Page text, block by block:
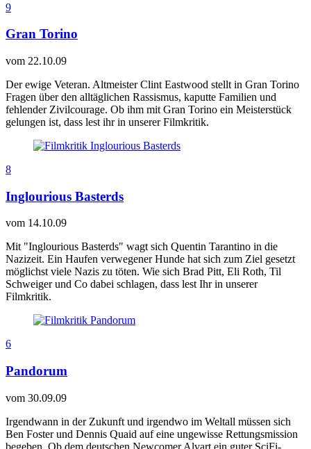
9
Gran Torino
vom 22.10.09
Der ewige Veteran. Altmeister Clint Eastwood stellt in Gran Torino
Fragen über den alltäglichen Rassismus, kaputte Familien und
fehlender Zivilcourage. Ob ihm mit Gran Torino ein Meisterstück
gelungen ist, dass lest ihr in unserer Filmkritik.
8
Inglourious Basterds
vom 14.10.09
Mit "Inglourious Basterds" wagt sich Quentin Tarantino in die
Nazizeit. Ein Haufen verwegener Hunde hat sich zum Ziel gesetzt
möglichst viele Nazis zu töten. Wie sich Brad Pitt, Eli Roth, Til
Schweiger und Co dabei schlagen, dass lest Ihr in unserer
Filmkritik.
6
Pandorum
vom 30.09.09
Irgendwann in der Zukunft und irgendwo im Weltall müssen sich
Ben Foster und Dennis Quaid auf eine ungewisse Rettungsmission
begeben. Ob dem deutschen Newcomer Alvart ein guter SciFi-